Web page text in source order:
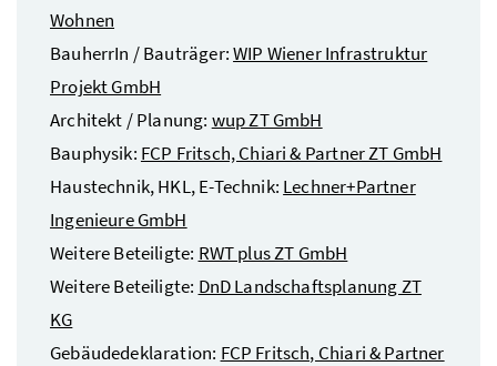
Wohnen
BauherrIn / Bauträger:WIP Wiener Infrastruktur
Projekt GmbH
Architekt / Planung: wup ZT GmbH
Bauphysik: FCP Fritsch, Chiari & Partner ZT GmbH
Haustechnik, HKL, E-Technik: Lechner+Partner
Ingenieure GmbH
Weitere Beteiligte: RWT plus ZT GmbH
Weitere Beteiligte: DnD Landschaftsplanung ZT
KG
Gebäudedeklaration: FCP Fritsch, Chiari & Partner